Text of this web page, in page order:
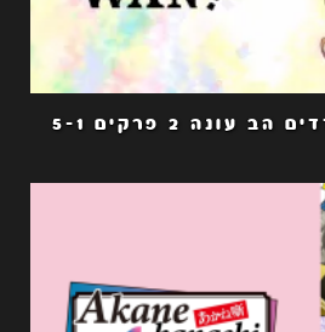
עונה 2 פרקים 5-1